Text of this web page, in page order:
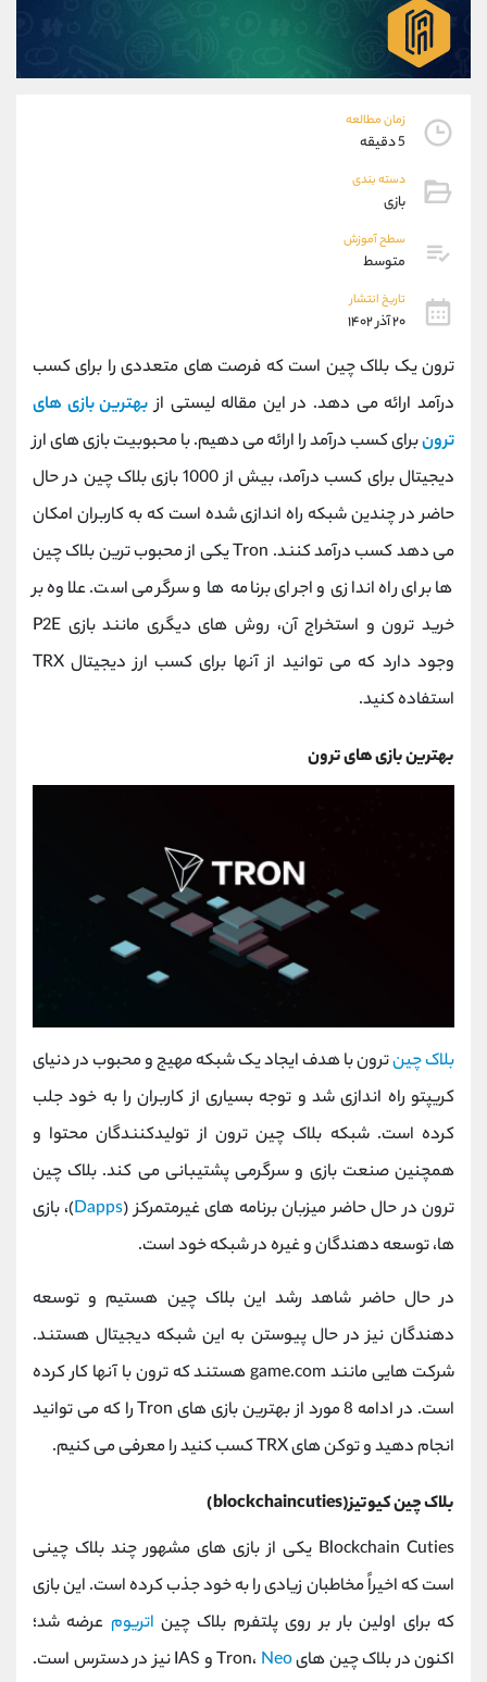
زمان مطالعه
5 دقیقه
دسته بندی
بازی
سطح آموزش
متوسط
تاریخ انتشار
۲۰ آذر ۱۴۰۲
ترون یک بلاک چین است که فرصت های متعددی را برای کسب
درآمد ارائه می دهد. در این مقاله لیستی ازبهترین بازی های
ترونبرای کسب درآمد را ارائه می دهیم. با محبوبیت بازی های ارز
دیجیتال برای کسب درآمد، بیش از 1000 بازی بلاک چین در حال
حاضر در چندین شبکه راه اندازی شده است که به کاربران امکان
می دهد کسب درآمد کنند. Tron یکی از محبوب ترین بلاک چین
ها برای راه اندازی و اجرای برنامه ها و سرگرمی است. علاوه بر
خرید ترون و استخراج آن، روش های دیگری مانند بازی P2E
وجود دارد که می توانید از آنها برای کسب ارز دیجیتال TRX
استفاده کنید.
بهترین بازی های ترون
بلاک چینترون با هدف ایجاد یک شبکه مهیج و محبوب در دنیای
کریپتو راه اندازی شد و توجه بسیاری از کاربران را به خود جلب
کرده است. شبکه بلاک چین ترون از تولیدکنندگان محتوا و
همچنین صنعت بازی و سرگرمی پشتیبانی می کند. بلاک چین
ترون در حال حاضر میزبان برنامه های غیرمتمرکز (Dapps)، بازی
ها، توسعه دهندگان و غیره در شبکه خود است.
در حال حاضر شاهد رشد این بلاک چین هستیم و توسعه
دهندگان نیز در حال پیوستن به این شبکه دیجیتال هستند.
شرکت هایی مانند game.com هستند که ترون با آنها کار کرده
است. در ادامه 8 مورد از بهترین بازی های Tron را که می توانید
انجام دهید و توکن های TRX کسب کنید را معرفی می کنیم.
بلاک چین کیوتیز(blockchaincuties)
Blockchain Cuties یکی از بازی های مشهور چند بلاک چینی
است که اخیراً مخاطبان زیادی را به خود جذب کرده است. این بازی
که برای اولین بار بر روی پلتفرم بلاک چین اتریوم عرضه شد؛
اکنون در بلاک چین های Tron،Neo
و IAS نیز در دسترس است.
واتساپ
تلگرام
پشتیبان فروش
موبایل
واتساپ
داخلی
اطلاعات تماس (دفتر فروش)
021-22021030
بدون پیش شماره 90001030
اینستاگرام @alireza.mehrabii
کانال تلگرام @alirezamehrabi_com